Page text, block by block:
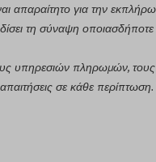
για την
τη σύναψη
υπηρεσιών πληρωμών,
σε κάθε